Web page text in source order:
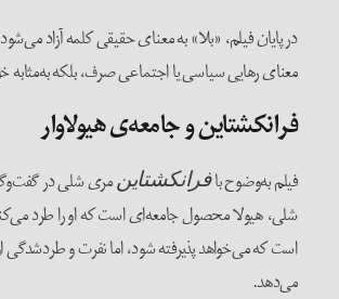
در پایان فیلم، «بلا» به معنای حقیقی کلمه آزاد
معنای رهایی سیاسی یا اجتماعی صرف، بلکه به‌مثابه
فرانکشتاین و جامعه‌ی هیولاوار
فیلم به‌وضوح بافرانکشتاین مری شلی در
شلی، هیولا محصول جامعه‌ای است که او را طرد
است که می‌خواهد پذیرفته شود، اما نفرت و طردشدگی
می‌دهد.